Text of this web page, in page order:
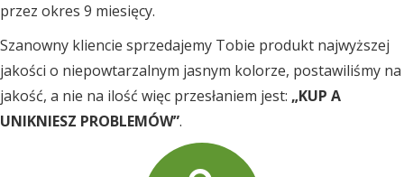
przez okres 9 miesięcy.
Szanowny kliencie sprzedajemy Tobie produkt najwyższej
jakości o niepowtarzalnym jasnym kolorze, postawiliśmy na
jakość, a nie na ilość więc przesłaniem jest: „KUP A
UNIKNIESZ PROBLEMÓW”.